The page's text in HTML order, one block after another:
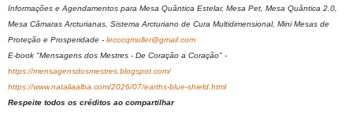
Informações e Agendamentos para Mesa Quântica Estelar, Mesa Pet, Mesa Quântica 2.0,
Mesa Câmaras Arcturianas, Sistema Arcturiano de Cura Multidimensional, Mini Mesas de
Proteção e Prosperidade - lecocqmuller@gmail.com
E-book "Mensagens dos Mestres - De Coração a Coração" -
https://mensagensdosmestres.blogspot.com/
https://www.nataliaalba.com/2026/07/earths-blue-shield.html
Respeite todos os créditos ao compartilhar